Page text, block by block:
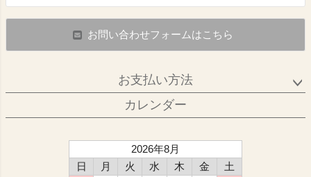
お問い合わせフォームはこちら
お支払い方法
カレンダー
2026年8月
日
月 火 水 木 金
土